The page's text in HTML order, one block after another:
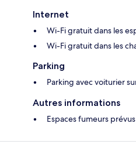
Internet
Wi-Fi gratuit dans les
Wi-Fi gratuit dans les
Parking
Parking avec voiturier
Autres informations
Espaces fumeurs prévus